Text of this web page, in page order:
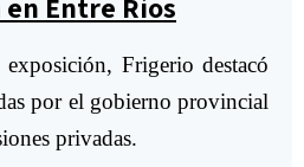
Frigerio destacó
por el gobierno provincial
privadas.